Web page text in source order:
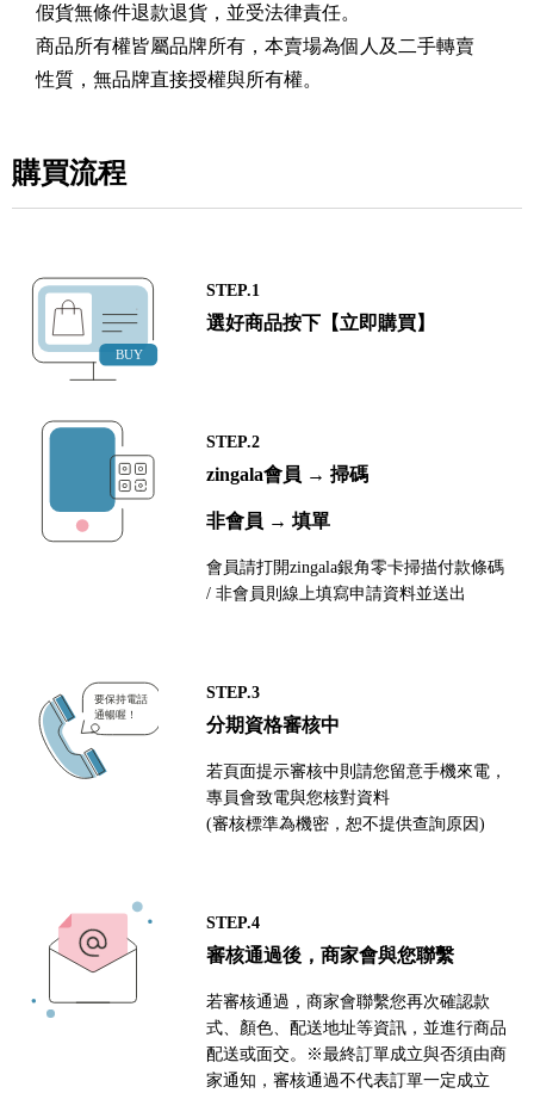
假貨無條件退款退貨，並受法律責任。
商品所有權皆屬品牌所有，本賣場為個人及二手轉賣
性質，無品牌直接授權與所有權。
購買流程
STEP.1
選好商品按下【立即購買】
STEP.2
zingala會員 → 掃碼
非會員 → 填單
會員請打開zingala銀角零卡掃描付款條碼
/ 非會員則線上填寫申請資料並送出
STEP.3
分期資格審核中
若頁面提示審核中則請您留意手機來電，
專員會致電與您核對資料
(審核標準為機密，恕不提供查詢原因)
STEP.4
審核通過後，商家會與您聯繫
若審核通過，商家會聯繫您再次確認款
式、顏色、配送地址等資訊，並進行商品
配送或面交。※最終訂單成立與否須由商
家通知，審核通過不代表訂單一定成立